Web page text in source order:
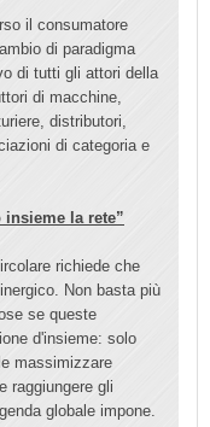
il consumatore
di paradigma
di tutti gli attori della
di macchine,
distributori,
di categoria e
la rete”
richiede che
Non basta più
se queste
d'insieme: solo
massimizzare
raggiungere gli
globale impone.